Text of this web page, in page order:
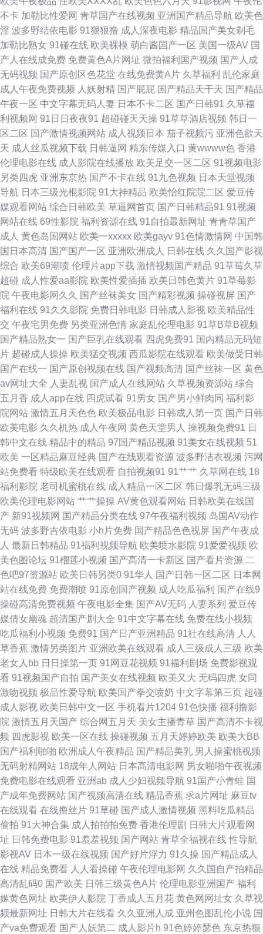
美巨大xxxx做 亚洲国产va午夜在 ab天堂中文 好硬好大好 日本乱子人伦在线
视频 一区二区在线观看 大香蕉窝伊人 狼人综合成干网 善良的老师2在线观看
91豆花精品 国产免费看插插插视频 欧美日韩在线观 亚洲精品制服丝袜二区
WWW浮力COM 黑人干日本少妇 日本视频在线观看网站 伊伊人成亚洲 大伊
香蕉 久久伊人免费视频 色偷偷超碰人人网 中文字幕一区二区视 国产精品
www 欧美精品成人? 亚洲aⅴ自偷 www51精品com 好看的电视剧免费在 日本
亚洲欧美在线 原来是电影神马在线观看 高清电影观看 麻豆国产久久精品 天
天干天天草天天 91黑料9色在线 国产日韩一区美利坚 欧美一区二 亚洲人成
网站免 成人a三级 久草网成人 三级片网地 中文不打码网站 无码一卡 91巨 国
产午夜免费在线 青草网在线 亚洲欧美日本国产不卡 成全电影大全免费观看
完整版动漫 成人亚洲综 老湿影院福利区 天天色天天看 91蜜臀人妻 国产日韩
欧美精卡 欧美一级草久久不卡 亚洲日韩欧美码二区 成人福利视频 久久青草
色鬼一级a 1024性爱 国产免费观看高清电视剧在线最新 欧美丝袜一区 亚洲
精品4 成全电影大全在线观看国语高清 久精品无码一本久久 网友分享久 东京
热成人网A片 91热久久免费频精品99欧美 乱伦综合国产免费 亚洲最新在线
国产屎交在线观看 青娱乐91豆花 亚洲视频一区二区三区 大全高清版 美日韩
在线视频免费看 污污污污污污网站 91熟妇露脸 国产自偷自偷免费一区 日本
亚洲中文字幕不卡 粤昌电影网 高清电影在线看 avtt五月婷婷 韩国a爽v 日本
色片在线观看 伊人春婷婷 丰满岳乱 免费可以看污网址 午夜福利丝袜人妻 97
人人插国产视频 国产专区精品 日本成免费人 亚洲综合天堂 成熟少妇AV片在
线观看 麻豆91福利社 婷婷日本 91免费福 国产在线不卡视频 日本hey 艳妇乳
肉豪妇荡乳a 大地资源网中文第一页 老神马94影视在线观看 婷婷在线视频
91视频精 国产午夜福利红色一片 青青视屏 亚洲系列国产 成人精品三级网站
久久国产机热 三级在线影院 竹菊影视 国产精品中文字幕 欧美色图中文 亚洲
国产理论片在线播 国产HD在线 欧美最猛性xxxx 一本到12不卡视频在线dvd
豆角电影网电视剧官网 摩托车三 午夜福利在线看国产 97人人操在线 国产综
合亚洲专区在线 日本高清二区 一区二区电影 国产91精品夜未央! 欧美精品人
人 亚洲国产视频一区二区 肏91网 久草免费福利在线 精品日韩不卡 午夜色色
吧AV www干逼com 九草国产 日日干艹 自拍偷拍美女 国产普通话对白 日本
黄色电影网站 在线电影免费看 国产福利资源 欧美无砖砖区 亚洲人成在线88
大陆精大陆 免费播放片大片电视剧 香蕉大香蕉久 白丝学姐在线自慰 九九影
院在线观看免费大全电视剧 色哟哟在 91九色丝袜熟女 国产欲女一区二区三
不卡 加勒比性爱网 青草国产在线视频 亚洲国产精品导航 欧美色
淫 波多野结依电影 91狠狠撸 成人深夜电影 精品国产美女剃毛
加勒比熟女 91碰在线 欧美裸模 萌白酱国产一区 美国一级AV 国
产人在线成免费 免费黄色A片网址 微拍福利国产视频 国产人成
无码视频 国产原创区色花堂 在线免费黄A片 久草福利 乱伦家庭
成人午夜免费视频 人妖射精 国产屁屁 国产精品天干天 国产精品
午夜一区 中文字幕无码人妻 日本不卡二区 国产日韩91 久草福
利视频网 91日日夜夜91 超碰碰天天操 91草草酒店视频 韩日一
区二区 国产激情视频网站 成人视频日本 茄子视频污 亚洲色欲天
天 成人丝瓜视频下载 日韩逼网 精东传媒入口 黄wwww色 香港
伦理电影在线 成人影院在线播放 欧美足交一区二区 91视频电影
另类四虎 亚洲东京热 国产不卡在线 91九色视频 日本天堂视频
导航 日本三级光棍影院 91大神精品 欧美怡红院院二区 爱豆传
媒观看网站 综合日韩欧美 草逼网首页 国产日韩精品91 91视频
网站在线 69性影院 福利资源在线 91自拍最新网址 青青草国产
成人 黄色岛国网站 欧美一xxxxx 欧美gayv 91色情激情网 中国韩
国日本高清 国产国产一区 亚洲欧洲成人 日韩在线 久久国产影视
综合 欧美69潮喷 伦理片app下载 激情视频国产精品 91草莓久草
超碰 成人性爱aa影院 欧美性爱插插 欧美日韩色黄片 91草莓影
院 午夜电影网久久 国产丝袜美女 国产精彩视频 操碰视屏 国产
福利在线 91久久影院 免费日韩电影 日韩成人影视 欧美精品性
交 午夜宅男免费 另类亚洲色情 家庭乱伦理电影 91草B草B视频
国产精品熟女一 国产巨乳在线观看 四虎免费91 国内精品无码短
片 超碰成人操操 欧美猛交视频 西瓜影院在线观看 欧美做受日韩
国产在线一 国产原创视频在线 国产视频高清 国产丝袜一区 黄色
av网址大全 人妻乱视 国产成人在线网站 久草视频资源站 综合
五月香 成人app在线 四虎试看 91男女 国产男小鲜肉同 福利影
院网站 激情五月天色色 欧美极品电影 日韩成人第一页 国产日韩
欧美电影 久久机热 成人午夜网 黄色天堂男人 操视频免费91 日
韩中文在线 精品中的精品 97国产精品视频 91美女在线视频 51
欧美 一区精品麻豆经典 国产在线观看资源 波多野洁衣视频 污网
站免费看 特级欧美在线观看 自拍视频91 91艹艹 久草网在线 18
福利影院 老司机蜜桃在线 成人精品一区二区 韩日爆乳无码三级
欧美伦理电影网站 艹艹操操 AV黄色观看网站 日韩欧美在线国
产 新91视频网 国产精品分类在线 97午夜福利视频 岛国AV动作
无码 波多野吉依电影 小h片免费 国产精品色色视屏 国产午夜成
人 最新日韩精品 91福利视频导航 欧美喷水影院 91爱爱视频 欧
美色图论坛 91榴莲小视频 国产高清一卡新区 国产看片资源 二
色吧97资源站 欧美日韩另类0 91华人 国产日韩一区二区 日本网
站在线免费 免费潮喷 91原创国产视频 成人吃瓜福利 国产在线9
操碰高清免费视频 午夜电影全集 国产AV无码 人妻系列 爱豆传
媒倩女幽魂 超清国产剧大全 91中文字幕在线 免费在线小视频
吃瓜福利小视频 免费91 国产日产亚洲精品 91社在线高清 人人
草香蕉 激情另类图片 亚洲欧美在线观看 成人三级成人三级 欧美
老女人bb 日日操第一页 91网豆花视频 91福利剧场 免费影视观
看 91视频国产自拍 国产美女在线视频 欧美又大 无码四虎 女同
激吻视频 极品性爱导航 欧美国产拳交喷奶 中文字幕第三页 超碰
成人影视 欧美日韩中文一区 手机看片1204 91色快播 福利撸影
院 激情五月天国产 综合网五月天 美女主播青草 国产高清不卡视
频 四虎影视 欧美一区在线 操碰视频 五月天婷婷欧美 欧美大BB
国产福利啪啪 欧洲成人午夜精品 国产精品美乳 男人操蜜桃视频
无码射精网站 18成年人网站 日本高清电影网 男女啪啪午夜视频
免费电影在线观看 亚洲ab 成人少妇视频导航 91国产小青蛙 国
产成年免费网站 国产视频高清在线 精品香蕉 求a片网址 麻豆tv
在线观看 在线撸丝片 91草碰 国产成人激情视频 黑料吃瓜精品
偷拍 91大神合集 成人拍拍拍免费 香港伦理剧 日韩大片观看网
址 日韩免费电影 91羞羞视频 国产网站 青草全福视在线 性导航
影视AV 日本一级在线视频 国产好片浮力 91久操 国产精品成人
在线 精品免费看 人人看操碰 午夜伦理电影网 久久国自产拍精品
高清乱码0 国产欧美 日韩三级黄色A片 伦理电影亚洲国产 福利
姬黄色网址 欧美伊人影院 丁香成人五月花 黄色网网址女 久草视
频最新网址 日韩大片在线看 久久亚洲人成 亚州色图乱伦小说 国
产va免费观看 国产人妖第二 成人影片h 91色婷婷瑟色 东京热狠